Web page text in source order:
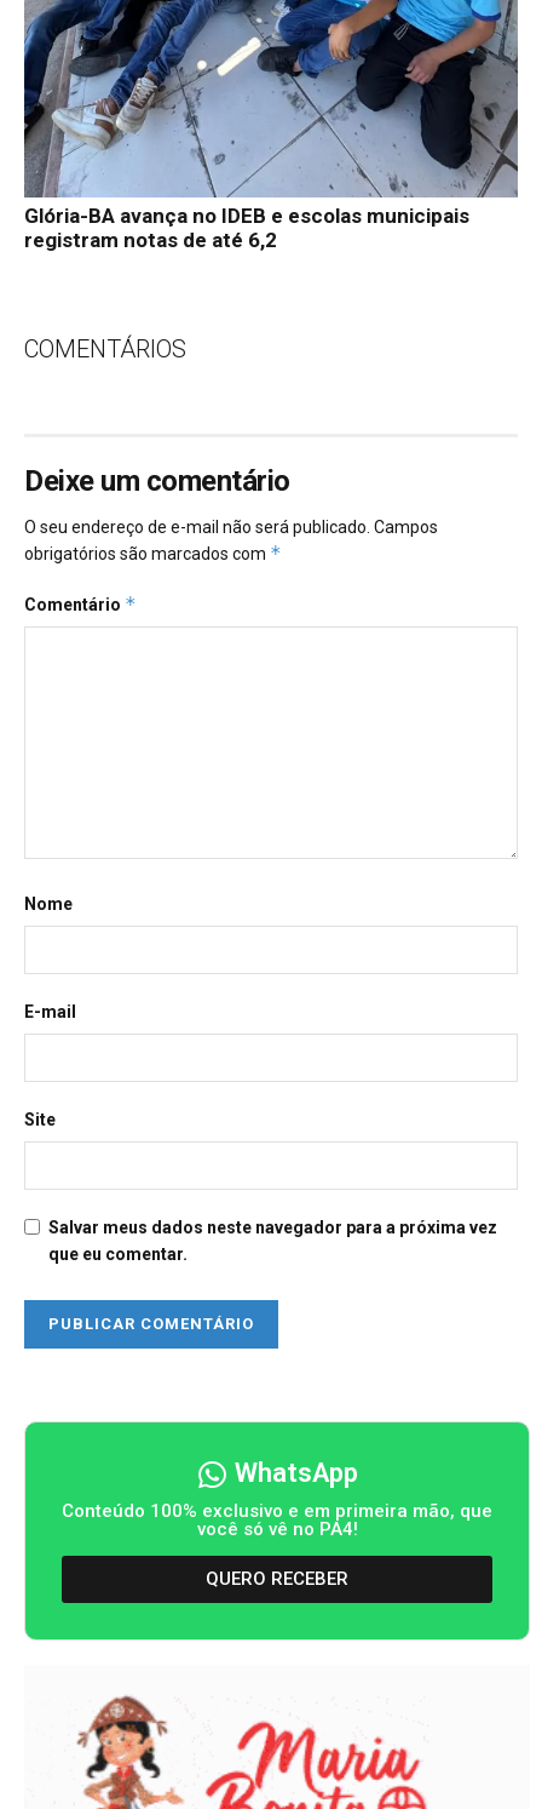
Glória-BA avança no IDEB e escolas municipais
registram notas de até 6,2
COMENTÁRIOS
Deixe um comentário
O seu endereço de e-mail não será publicado. Campos
obrigatórios são marcados com *
Comentário *
Nome
E-mail
Site
Salvar meus dados neste navegador para a próxima vez
que eu comentar.
WhatsApp
Conteúdo 100% exclusivo e em primeira mão, que
você só vê no PA4!
QUERO RECEBER